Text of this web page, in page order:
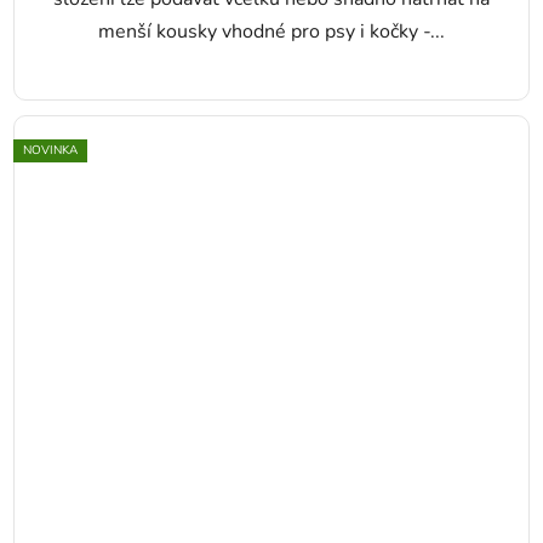
menší kousky vhodné pro psy i kočky -...
NOVINKA